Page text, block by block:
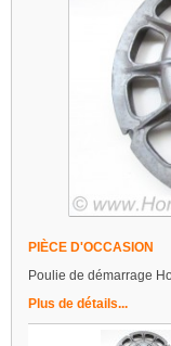
PIÈCE D'OCCASION
Poulie de démarrage
Plus de détails...